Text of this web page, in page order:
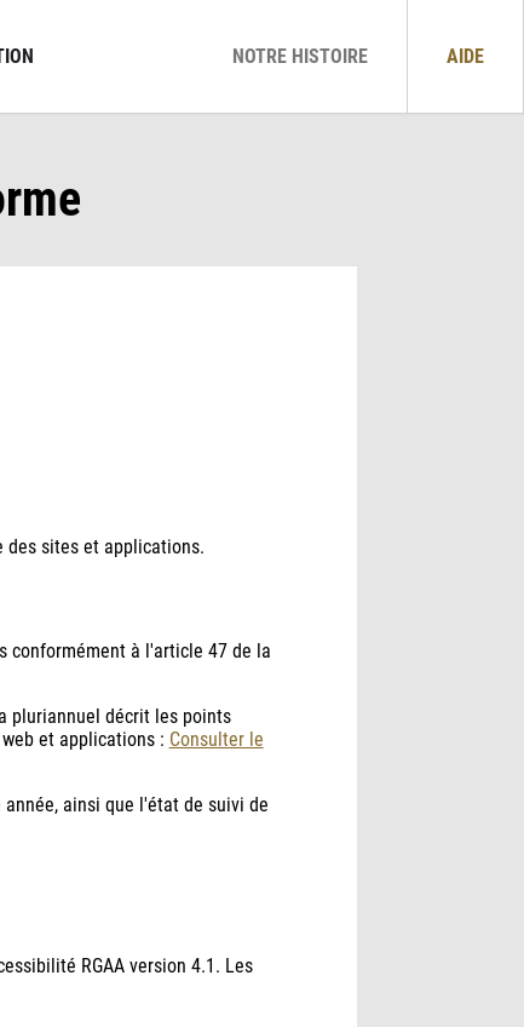
NOTRE HISTOIRE AIDE
des sites et applications.
conformément à l'article 47 de la
pluriannuel décrit les points
et applications : Consulter le
ainsi que l'état de suivi de
RGAA version 4.1. Les